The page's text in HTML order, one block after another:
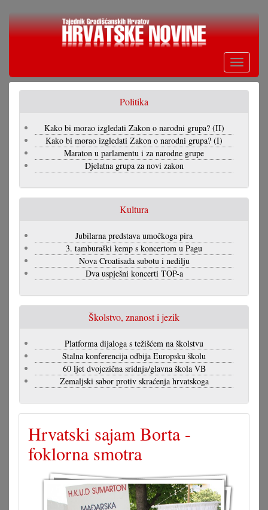
Skoči
Toggle
Politika
Kako bi morao izgledati Zakon o narodni grupa? (II)
Kako bi morao izgledati Zakon o narodni grupa? (I)
Maraton u parlamentu i za narodne grupe
Djelatna grupa za novi zakon
Kultura
Jubilarna predstava umočkoga pira
3. tamburaški kemp s koncertom u Pagu
Nova Croatisada subotu i nedilju
Dva uspješni koncerti TOP-a
Školstvo, znanost i jezik
Platforma dijaloga s težišćem na školstvu
Stalna konferencija odbija Europsku školu
60 ljet dvojezična sridnja/glavna škola VB
Zemaljski sabor protiv skraćenja hrvatskoga
Hrvatski sajam Borta -
foklorna smotra